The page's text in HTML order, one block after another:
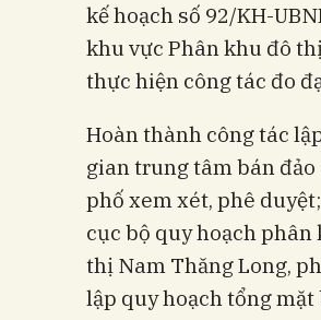
kế hoạch số 92/KH-
khu vực Phân khu đô
thực hiện công tác đo
Hoàn thành công tác
gian trung tâm bán đảo
phố xem xét, phê
cục bộ quy hoạch
thị Nam Thăng Long,
lập quy hoạch tổng mặt